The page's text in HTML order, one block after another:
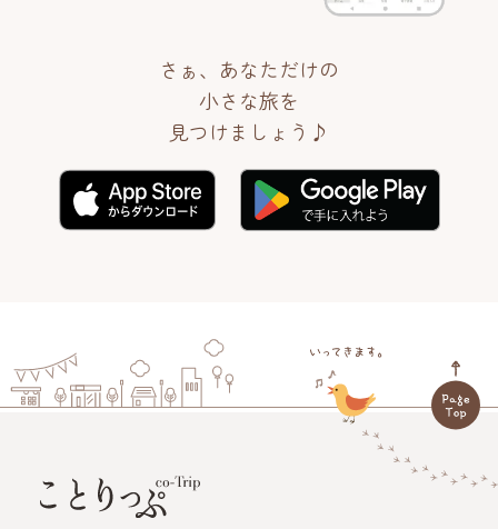
さぁ、あなただけの
小さな旅を
見つけましょう♪